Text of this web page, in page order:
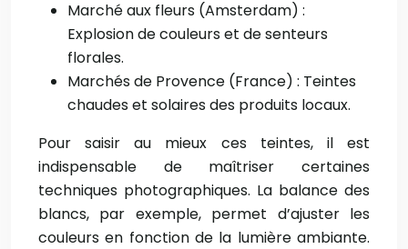
Marché aux fleurs (Amsterdam) :
Explosion de couleurs et de senteurs
florales.
Marchés de Provence (France) : Teintes
chaudes et solaires des produits locaux.
Pour saisir au mieux ces teintes, il est
indispensable de maîtriser certaines
techniques photographiques. La balance des
blancs, par exemple, permet d’ajuster les
couleurs en fonction de la lumière ambiante.